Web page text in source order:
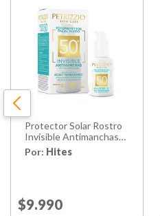
Protector Solar Rostro
Invisible Antimanchas
50 Fps Petrizzio
Por: Hites
Price reduced from
$9.990